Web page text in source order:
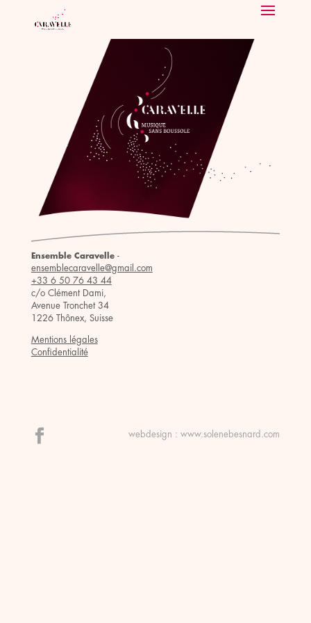
Ensemble Caravelle-
ensemblecaravelle@gmail.com
+33 6 50 76 43 44
c/o Clément Dami,
Avenue Tronchet 34
1226 Thônex, Suisse
Mentions légales
Confidentialité
webdesign :www.solenebesnard.com